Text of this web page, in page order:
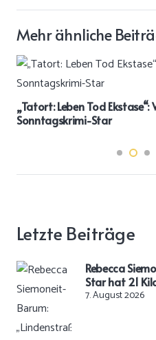
Mehr ähnliche
„Tatort: Leben Tod
Sonntagskrimi-Star
Letzte Beiträge
Rebecca
Star hat 21
7. August 2026